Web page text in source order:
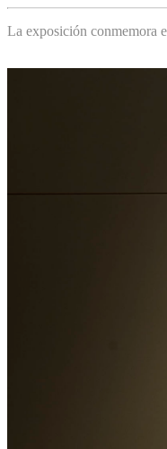
La exposición conmemora